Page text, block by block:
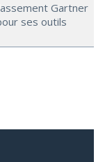
Gartner
ses outils